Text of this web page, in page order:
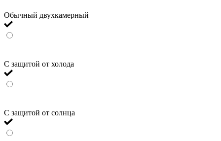
Обычный двухкамерный
С защитой от холода
С защитой от солнца